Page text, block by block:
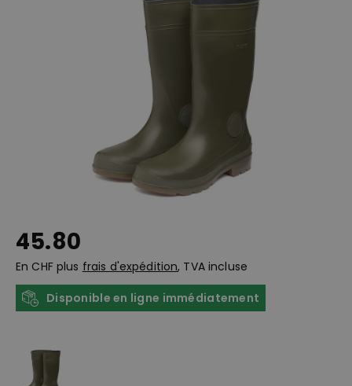
45.80
En CHF plus frais d'expédition, TVA incluse
Disponible en ligne immédiatement